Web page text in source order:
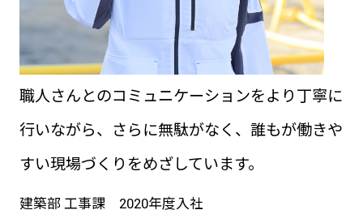
職人さんとのコミュニケーションをより丁寧に
行いながら、さらに無駄がなく、誰もが働きや
すい現場づくりをめざしています。
建築部 工事課 2020年度入社